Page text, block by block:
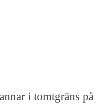
i tomtgräns på